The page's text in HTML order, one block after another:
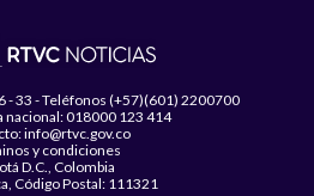
- 33 - Teléfonos (+57)(601) 2200700
nacional: 018000 123 414
info@rtvc.gov.co
y condiciones
D.C., Colombia
Código Postal: 111321